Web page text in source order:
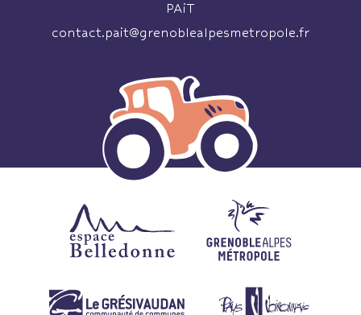
PAiT
contact.pait@grenoblealpesmetropole.fr